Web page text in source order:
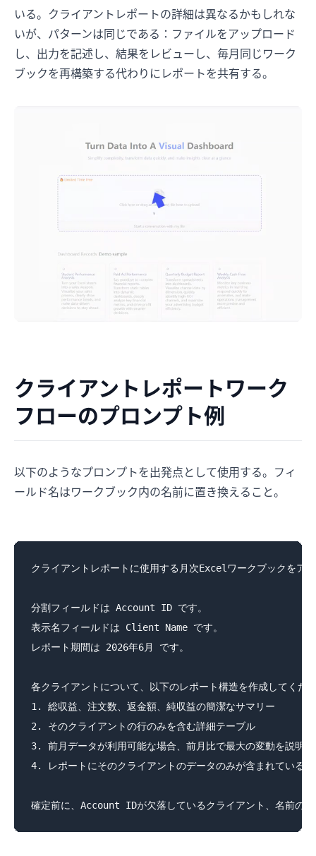
いる。クライアントレポートの詳細は異なるかもしれな
いが、パターンは同じである：ファイルをアップロード
し、出力を記述し、結果をレビューし、毎月同じワーク
ブックを再構築する代わりにレポートを共有する。
クライアントレポートワーク
フローのプロンプト例
以下のようなプロンプトを出発点として使用する。フィ
ールド名はワークブック内の名前に置き換えること。
クライアントレポートに使用する月次Excelワークブックをア
分割フィールドは Account ID です。
表示名フィールドは Client Name です。
レポート期間は 2026年6月 です。
各クライアントについて、以下のレポート構造を作成してくだ
1. 総収益、注文数、返金額、純収益の簡潔なサマリー
2. そのクライアントの行のみを含む詳細テーブル
3. 前月データが利用可能な場合、前月比で最大の変動を説明
4. レポートにそのクライアントのデータのみが含まれている